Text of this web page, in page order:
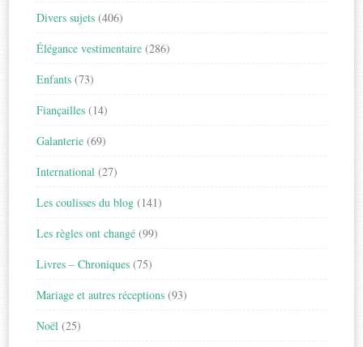
Divers sujets (406)
Élégance vestimentaire (286)
Enfants (73)
Fiançailles (14)
Galanterie (69)
International (27)
Les coulisses du blog (141)
Les règles ont changé (99)
Livres – Chroniques (75)
Mariage et autres réceptions (93)
Noël (25)